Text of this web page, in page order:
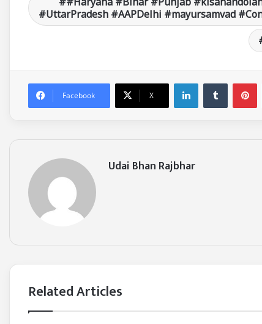
#UttarPradesh #AAPDelhi #mayursamvad
Facebook X
LinkedIn
Udai Bhan Rajbhar
Related Articles